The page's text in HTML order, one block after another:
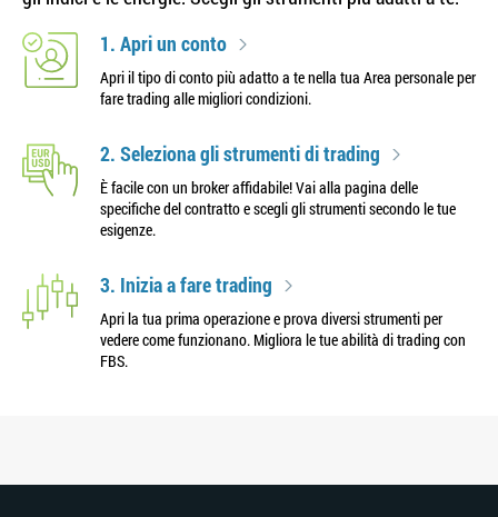
1. Apri un conto
Apri il tipo di conto più adatto a te nella tua Area personale per
fare trading alle migliori condizioni.
2. Seleziona gli strumenti di trading
È facile con un broker affidabile! Vai alla pagina delle
specifiche del contratto e scegli gli strumenti secondo le tue
esigenze.
3. Inizia a fare trading
Apri la tua prima operazione e prova diversi strumenti per
vedere come funzionano. Migliora le tue abilità di trading con
FBS.